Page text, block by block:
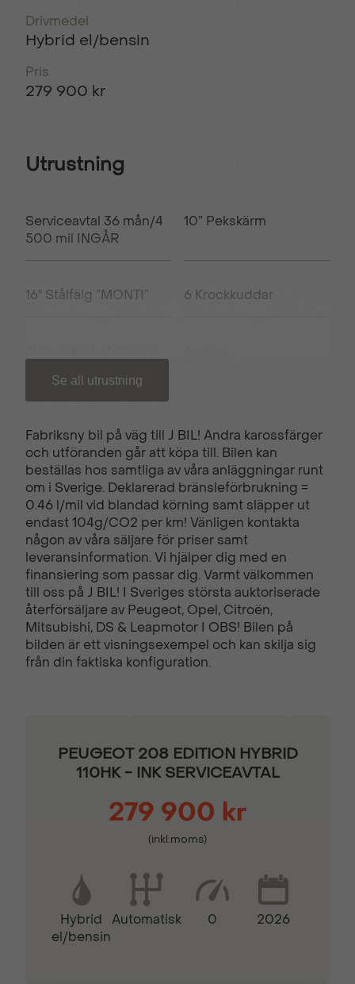
Drivmedel
Hybrid el/bensin
Pris
279 900 kr
Utrustning
Serviceavtal 36 mån/4
500 mil INGÅR
10” Pekskärm
16" Stålfälg ”MONTI” 6 Krockkuddar
Blanksvart kylargrill
Elfönsterhissar fram &
bak
ESP & ABS-bromsar
Farthållare Frontkollisionvarning
LED-varselljus i 3-klo
design
Luftkonditionering
Perla Nera
Trådlös Apple CarPlay Trötthetsvarnare
Tygklädsel ”PNEUMA”
Se all utrustning
Fabriksny bil på väg till J BIL! Andra karossfärger
och utföranden går att köpa till. Bilen kan
beställas hos samtliga av våra anläggningar runt
om i Sverige. Deklarerad bränsleförbrukning =
0.46 l/mil vid blandad körning samt släpper ut
endast 104g/CO2 per km! Vänligen kontakta
någon av våra säljare för priser samt
leveransinformation. Vi hjälper dig med en
finansiering som passar dig. Varmt välkommen
till oss på J BIL! I Sveriges största auktoriserade
återförsäljare av Peugeot, Opel, Citroën,
Mitsubishi, DS & Leapmotor I OBS! Bilen på
bilden är ett visningsexempel och kan skilja sig
från din faktiska konfiguration.
PEUGEOT 208 EDITION HYBRID
110HK - INK SERVICEAVTAL
279 900 kr
(inkl.moms)
Hybrid
el/bensin
Automatisk 0 2026